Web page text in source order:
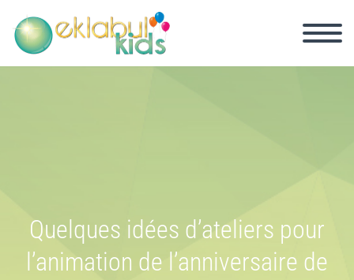
Quelques idées d’ateliers pour
l’animation de l’anniversaire de